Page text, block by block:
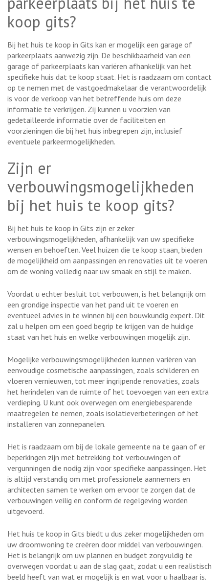
koop gits?
Bij het huis te koop in Gits kan er mogelijk een garage of
parkeerplaats aanwezig zijn. De beschikbaarheid van een
garage of parkeerplaats kan variëren afhankelijk van het
specifieke huis dat te koop staat. Het is raadzaam om contact
op te nemen met de vastgoedmakelaar die verantwoordelijk
is voor de verkoop van het betreffende huis om deze
informatie te verkrijgen. Zij kunnen u voorzien van
gedetailleerde informatie over de faciliteiten en
voorzieningen die bij het huis inbegrepen zijn, inclusief
eventuele parkeermogelijkheden.
Zijn er
verbouwingsmogelijkheden
bij het huis te koop gits?
Bij het huis te koop in Gits zijn er zeker
verbouwingsmogelijkheden, afhankelijk van uw specifieke
wensen en behoeften. Veel huizen die te koop staan, bieden
de mogelijkheid om aanpassingen en renovaties uit te voeren
om de woning volledig naar uw smaak en stijl te maken.
Voordat u echter besluit tot verbouwen, is het belangrijk om
een grondige inspectie van het pand uit te voeren en
eventueel advies in te winnen bij een bouwkundig expert. Dit
zal u helpen om een goed begrip te krijgen van de huidige
staat van het huis en welke verbouwingen mogelijk zijn.
Mogelijke verbouwingsmogelijkheden kunnen variëren van
eenvoudige cosmetische aanpassingen, zoals schilderen en
vloeren vernieuwen, tot meer ingrijpende renovaties, zoals
het herindelen van de ruimte of het toevoegen van een extra
verdieping. U kunt ook overwegen om energiebesparende
maatregelen te nemen, zoals isolatieverbeteringen of het
installeren van zonnepanelen.
Het is raadzaam om bij de lokale gemeente na te gaan of er
beperkingen zijn met betrekking tot verbouwingen of
vergunningen die nodig zijn voor specifieke aanpassingen. Het
is altijd verstandig om met professionele aannemers en
architecten samen te werken om ervoor te zorgen dat de
verbouwingen veilig en conform de regelgeving worden
uitgevoerd.
Het huis te koop in Gits biedt u dus zeker mogelijkheden om
uw droomwoning te creëren door middel van verbouwingen.
Het is belangrijk om uw plannen en budget zorgvuldig te
overwegen voordat u aan de slag gaat, zodat u een realistisch
beeld heeft van wat er mogelijk is en wat voor u haalbaar is.